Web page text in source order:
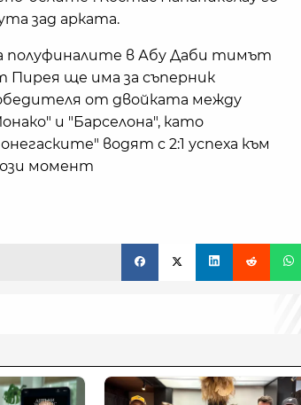
зад арката.
полуфиналите в Абу Даби тимът
Пирея ще има за съперник
от двойката между
и "Барселона", като
водят с 2:1 успеха към
момент